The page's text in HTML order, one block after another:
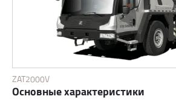
ZAT2000V
Основные характеристики